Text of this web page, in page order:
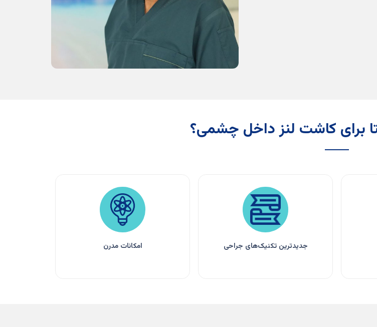
برای کاشت لنز داخل چشمی؟
جدیدترین تکنیک‌های جراحی امکانات مدرن